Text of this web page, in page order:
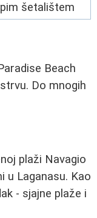
šetalištem
Beach
Do mnogih
plaži Navagio
u Laganasu. Kao
- sjajne plaže i